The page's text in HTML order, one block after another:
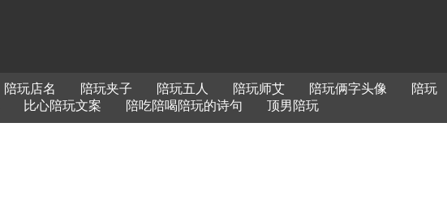
陪玩店名 陪玩夹子 陪玩五人 陪玩师艾 陪玩俩字头像
陪玩
比心陪玩文案 陪吃陪喝陪玩的诗句 顶男陪玩